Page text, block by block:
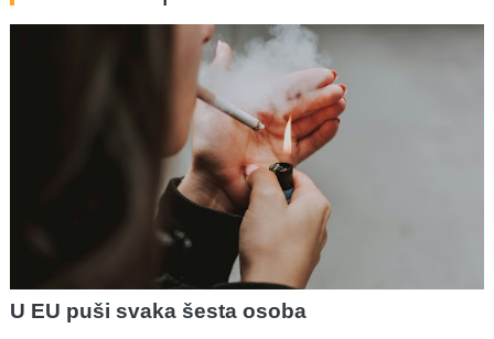
U EU puši svaka šesta osoba